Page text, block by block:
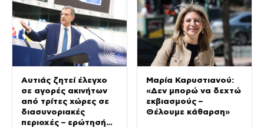
Αυτιάς ζητεί έλεγχο
σε αγορές ακινήτων
από τρίτες χώρες σε
διασυνοριακές
περιοχές – ερώτησή
Μαρία Καρυστιανού:
«Δεν μπορώ να δεχτώ
εκβιασμούς –
Θέλουμε κάθαρση»